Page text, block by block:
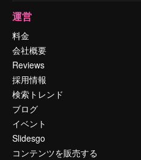
運営
料金
会社概要
Reviews
採用情報
検索トレンド
ブログ
イベント
Slidesgo
コンテンツを販売する